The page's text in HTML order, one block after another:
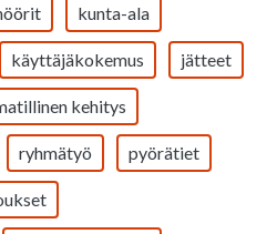
kunta-ala
käyttäjäkokemus jätteet
kehitys
ryhmätyö pyörätiet